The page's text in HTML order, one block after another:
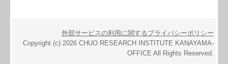
外部サービスの利用に関するプライバシーポリシー
Copyright (c) 2026 CHUO RESEARCH INSTITUTE KANAYAMA-
OFFICE All Rights Reserved.